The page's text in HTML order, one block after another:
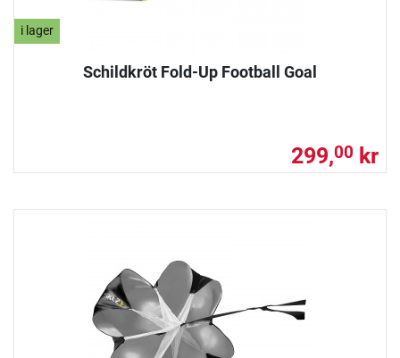
i lager
Schildkröt Fold-Up Football Goal
299,00 kr